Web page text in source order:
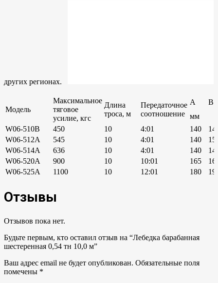
других регионах.
Модель
Максимальное
тяговое
усилие, кгс
Длина
троса, м
Передаточное
соотношение
А
В
мм
W06-510B
450 10 4:01 140
W06-512A
545 10 4:01 140
W06-514A
636 10 4:01 140
W06-520A
900 10 10:01 165
W06-525A
1100 10 12:01 180
Отзывы
Отзывов пока нет.
Будьте первым, кто оставил отзыв на “Лебедка барабанная
шестеренная 0,54 тн 10,0 м”
Ваш адрес email не будет опубликован. Обязательные поля
помечены *